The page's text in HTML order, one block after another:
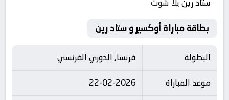
بطاقة مباراة أوكسير و ستاد رين
البطولة
فرنسا, الدوري الفرنسي
موعد المباراة
22-02-2026